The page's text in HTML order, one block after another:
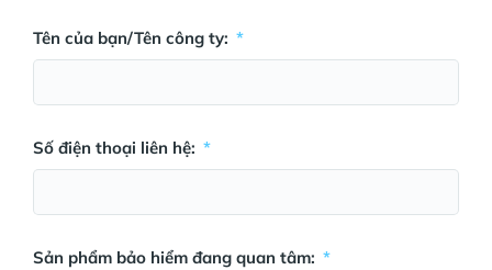
Tên của bạn/Tên công ty:
Số điện thoại liên hệ:
Sản phẩm bảo hiểm đang quan tâm: